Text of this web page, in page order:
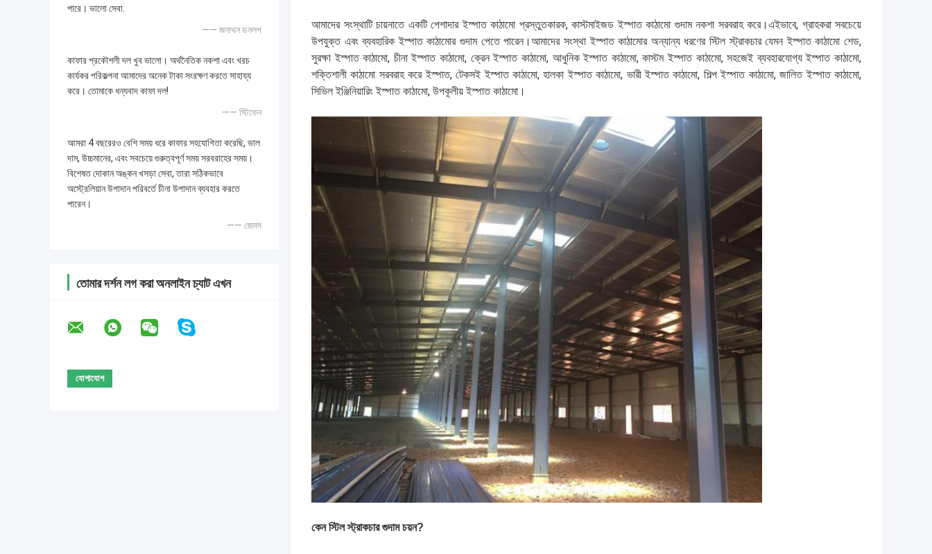
পারে। ভালো সেবা.
—— জনাথন ডনলপ
কাফার প্রকৌশলী দল খুব ভালো। অর্থনৈতিক নকশা এবং খরচ
কার্যকর পরিকল্পনা আমাদের অনেক টাকা সংরক্ষণ করতে সাহায্য
করে। তোমাকে ধন্যবাদ কাফা দল!
—— স্টিফেন
আমরা 4 বছরেরও বেশি সময় ধরে কাফার সহযোগিতা করেছি, ভাল
দাম, উচ্চমানের, এবং সবচেয়ে গুরুত্বপূর্ণ সময় সরবরাহের সময়।
বিশেষত দোকান অঙ্কন খসড়া সেবা, তারা সঠিকভাবে
অস্ট্রেলিয়ান উপাদান পরিবর্তে চীনা উপাদান ব্যবহার করতে
পারেন।
—— জেমস
তোমার দর্শন লগ করা অনলাইন চ্যাট এখন
আমাদের সংস্থাটি চায়নাতে একটি পেশাদার ইস্পাত কাঠামো প্রস্তুতকারক, কাস্টমাইজড ইস্পাত কাঠামো গুদাম নকশা সরবরাহ করে।এইভাবে, গ্রাহকরা সবচেয়ে
উপযুক্ত এবং ব্যবহারিক ইস্পাত কাঠামোর গুদাম পেতে পারেন।আমাদের সংস্থা ইস্পাত কাঠামোর অন্যান্য ধরণের স্টিল স্ট্রাকচার যেমন ইস্পাত কাঠামো শেড,
সুরক্ষা ইস্পাত কাঠামো, চীনা ইস্পাত কাঠামো, ক্রেন ইস্পাত কাঠামো, আধুনিক ইস্পাত কাঠামো, কাস্টম ইস্পাত কাঠামো, সহজেই ব্যবহারযোগ্য ইস্পাত কাঠামো,
শক্তিশালী কাঠামো সরবরাহ করে ইস্পাত, টেকসই ইস্পাত কাঠামো, হালকা ইস্পাত কাঠামো, ভারী ইস্পাত কাঠামো, শিল্প ইস্পাত কাঠামো, জালিত ইস্পাত কাঠামো,
সিভিল ইঞ্জিনিয়ারিং ইস্পাত কাঠামো, উপকূলীয় ইস্পাত কাঠামো।
কেন স্টিল স্ট্রাকচার গুদাম চয়ন?